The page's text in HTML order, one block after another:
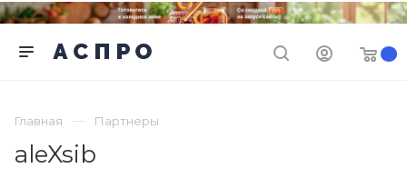
Главная Партнеры
aleXsib